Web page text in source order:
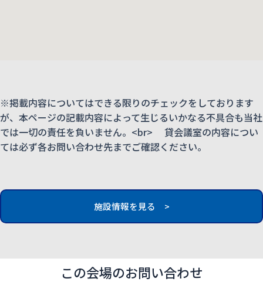
※掲載内容についてはできる限りのチェックをしております
が、本ページの記載内容によって生じるいかなる不具合も当社
では一切の責任を負いません。<br> 貸会議室の内容につい
ては必ず各お問い合わせ先までご確認ください。
施設情報を見る >
この会場のお問い合わせ